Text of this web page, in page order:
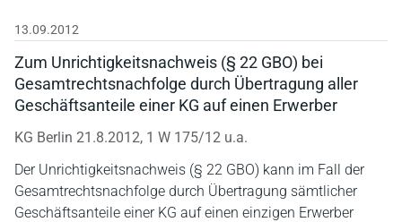
13.09.2012
Zum Unrichtigkeitsnachweis (§ 22 GBO) bei
Gesamtrechtsnachfolge durch Übertragung aller
Geschäftsanteile einer KG auf einen Erwerber
KG Berlin 21.8.2012, 1 W 175/12 u.a.
Der Unrichtigkeitsnachweis (§ 22 GBO) kann im Fall der
Gesamtrechtsnachfolge durch Übertragung sämtlicher
Geschäftsanteile einer KG auf einen einzigen Erwerber